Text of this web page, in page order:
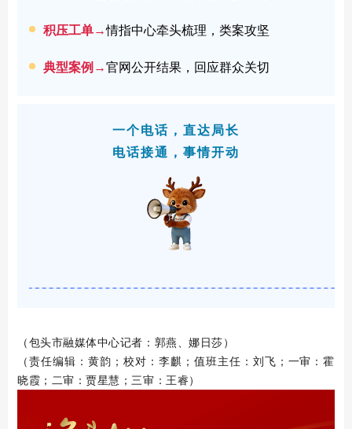
积压工单→情指中心牵头梳理，类案攻坚
典型案例→官网公开结果，回应群众关切
一个电话，直达局长
电话接通，事情开动
（包头市融媒体中心记者：郭燕、娜日莎）
（责任编辑：黄韵；校对：李麒；值班主任：刘飞；一审：霍
晓霞；二审：贾星慧；三审：王睿）